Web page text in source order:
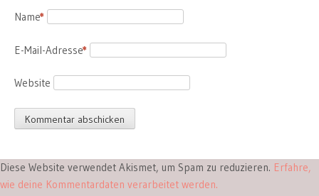
Name
*
E-Mail-Adresse
*
Website
Diese Website verwendet Akismet, um Spam zu reduzieren. Erfahre,
wie deine Kommentardaten verarbeitet werden.